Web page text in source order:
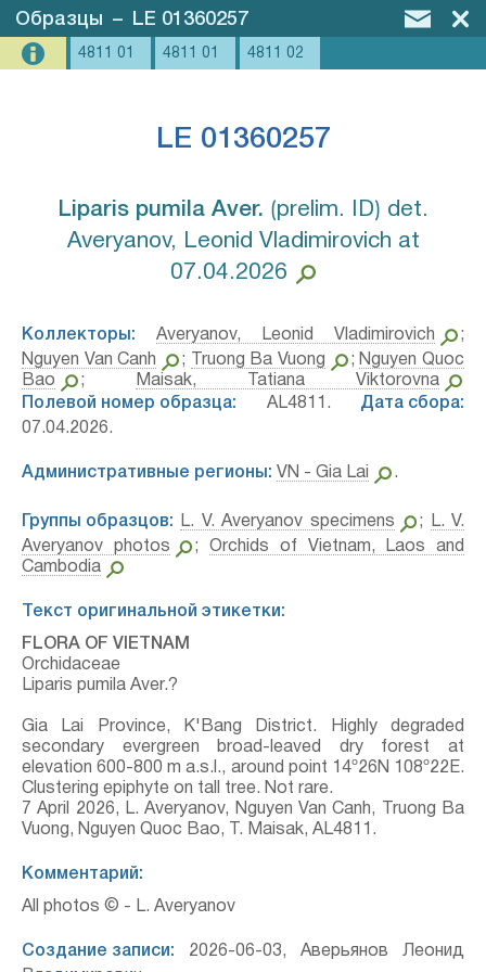
Образцы – LE 01360257
4811 01 4811 01 4811 02
LE 01360257
Liparis pumila Aver.⁣ ⟮prelim. ID⟯ det.
Averyanov, Leonid Vladimirovich at
07.04.2026
Коллекторы: Averyanov, Leonid Vladimirovich
;
Nguyen Van Canh
; Truong Ba Vuong ; Nguyen Quoc
Bao
;
Maisak, Tatiana Viktorovna
Полевой номер образца: AL4811. Дата сбора:
07.04.2026.
Административные регионы: VN - Gia Lai .
Группы образцов: L. V. Averyanov specimens ;
L. V.
Averyanov photos
;Orchids of Vietnam, Laos and
Cambodia
Текст оригинальной этикетки:
FLORA OF VIETNAM
Orchidaceae
Liparis pumila Aver.?
Gia Lai Province, K'Bang District. Highly degraded
secondary evergreen broad-leaved dry forest at
elevation 600-800 m a.s.l., around point 14º26N 108º22E.
Clustering epiphyte on tall tree. Not rare.
7 April 2026, L. Averyanov, Nguyen Van Canh, Truong Ba
Vuong, Nguyen Quoc Bao, T. Maisak, АL4811.
Комментарий:
All photos © - L. Averyanov
Создание записи: 2026-06-03, Аверьянов Леонид